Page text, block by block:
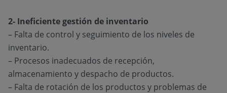
2- Ineficiente gestión de inventario
– Falta de control y seguimiento de los niveles de
inventario.
– Procesos inadecuados de recepción,
almacenamiento y despacho de productos.
– Falta de rotación de los productos y problemas de